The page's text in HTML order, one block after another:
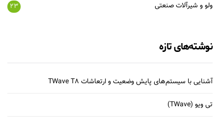
ولو و شیرآلات صنعتی 23
نوشته‌های تازه
آشنایی با سیستم‌های پایش وضعیت و ارتعاشات TWave T8
تی ویو (TWave)